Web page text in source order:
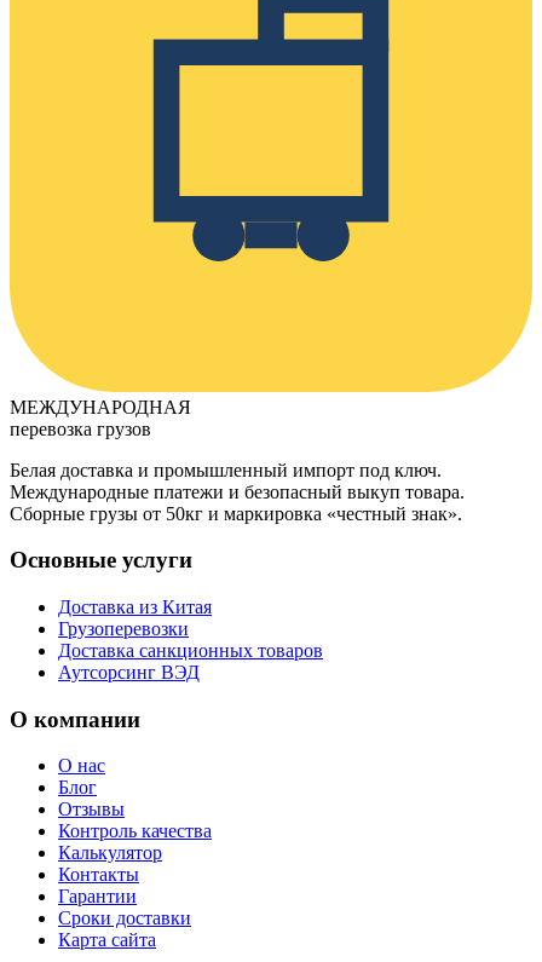
МЕЖДУНАРОДНАЯ
перевозка грузов
Белая доставка и промышленный импорт под ключ.
Международные платежи и безопасный выкуп товара.
Сборные грузы от 50кг и маркировка «честный знак».
Основные услуги
Доставка из Китая
Грузоперевозки
Доставка санкционных товаров
Аутсорсинг ВЭД
О компании
О нас
Блог
Отзывы
Контроль качества
Калькулятор
Контакты
Гарантии
Сроки доставки
Карта сайта